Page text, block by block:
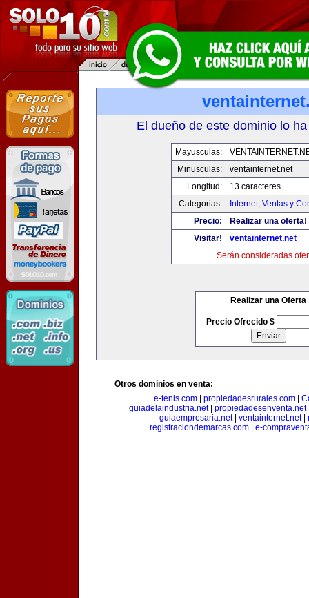
El dueño de este dominio lo
Mayusculas:
Minusculas:
ventainternet.net
Longitud:
13 caracteres
Categorias:
Internet, Ventas y
Precio:
Realizar una oferta!
Visitar!
ventainternet.net
Serán consideradas
Realizar una Oferta
Precio Ofrecido $
Otros dominios en venta:
e-tenis.com
propiedadesrurales.com
guiadelaindustria.net propiedadesenventa.net
guiaempresaria.net| ventainternet.net|
registraciondemarcas.com
e-